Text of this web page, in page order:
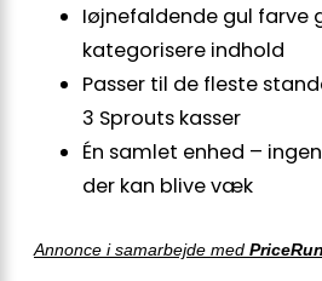
Iøjnefaldende gul farve
kategorisere indhold
Passer til de fleste
3 Sprouts kasser
Én samlet enhed –
der kan blive væk
Annonce i samarbejde med